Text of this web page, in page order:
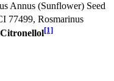
Annus (Sunflower) Seed
77499, Rosmarinus
Citronellol[1]